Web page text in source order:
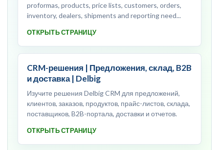
proformas, products, price lists, customers, orders,
inventory, dealers, shipments and reporting need...
ОТКРЫТЬ СТРАНИЦУ
CRM-решения | Предложения, склад, B2B
и доставка | Delbig
Изучите решения Delbig CRM для предложений,
клиентов, заказов, продуктов, прайс-листов, склада,
поставщиков, B2B-портала, доставки и отчетов.
ОТКРЫТЬ СТРАНИЦУ